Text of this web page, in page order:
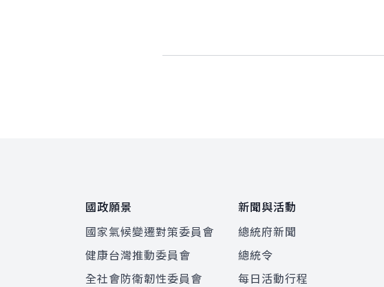
國政願景
國家氣候變遷對策委員會
健康台灣推動委員會
全社會防衛韌性委員會
新聞與活動
總統府新聞
總統令
每日活動行程